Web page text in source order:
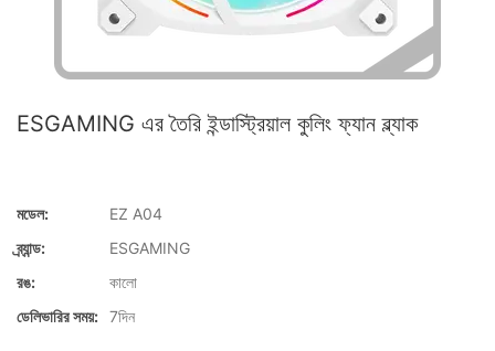
ESGAMING এর তৈরি ইন্ডাস্ট্রিয়াল কুলিং ফ্যান ব্ল্যাক
মডেল:
EZ A04
ব্র্যান্ড:
ESGAMING
রঙ:
কালো
ডেলিভারির সময়: 7দিন